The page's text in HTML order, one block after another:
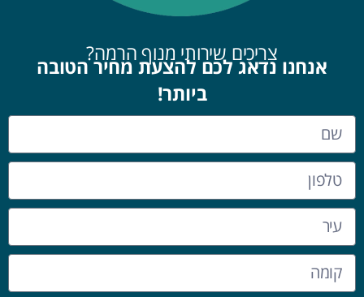
צריכים שירותי מנוף הרמה?
אנחנו נדאג לכם להצעת מחיר הטובה
ביותר!